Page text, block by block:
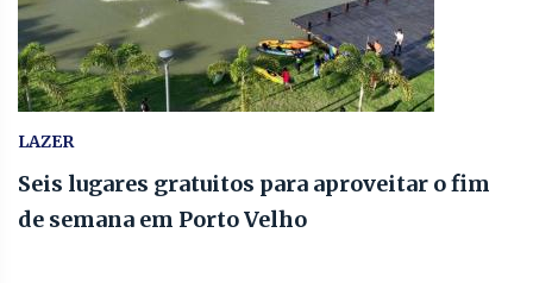
LAZER
Seis lugares gratuitos para aproveitar o fim
de semana em Porto Velho